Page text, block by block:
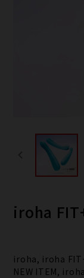
iroha
iroha, iroha
NEW ITEM,